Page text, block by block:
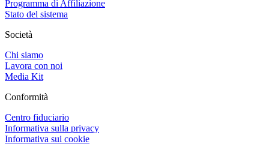
Programma di Affiliazione
Stato del sistema
Società
Chi siamo
Lavora con noi
Media Kit
Conformità
Centro fiduciario
Informativa sulla privacy
Informativa sui cookie